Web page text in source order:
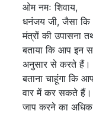
ओम नमः शिवाय,
धनंजय जी, जैसा कि
मंत्रों की उपासना
बताया कि आप इन
अनुसार से करते हैं।
बताना चाहूंगा कि
वार में कर सकते हैं।
जाप करने का